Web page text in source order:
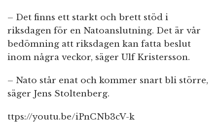
– Det finns ett starkt och brett stöd i
riksdagen för en Natoanslutning. Det är vår
bedömning att riksdagen kan fatta beslut
inom några veckor, säger Ulf Kristersson.
– Nato står enat och kommer snart bli större,
säger Jens Stoltenberg.
ttps://youtu.be/iPnCNb3cV-k